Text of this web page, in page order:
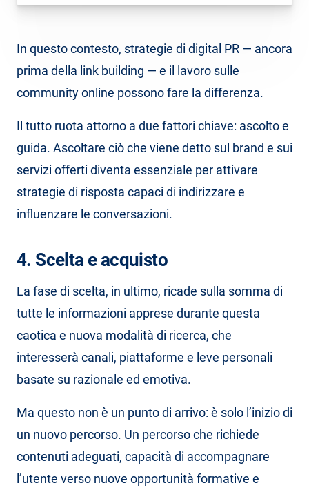
In questo contesto, strategie di digital PR — ancora
prima della link building — e il lavoro sulle
community online possono fare la differenza.
Il tutto ruota attorno a due fattori chiave: ascolto e
guida. Ascoltare ciò che viene detto sul brand e sui
servizi offerti diventa essenziale per attivare
strategie di risposta capaci di indirizzare e
influenzare le conversazioni.
4. Scelta e acquisto
La fase di scelta, in ultimo, ricade sulla somma di
tutte le informazioni apprese durante questa
caotica e nuova modalità di ricerca, che
interesserà canali, piattaforme e leve personali
basate su razionale ed emotiva.
Ma questo non è un punto di arrivo: è solo l’inizio di
un nuovo percorso. Un percorso che richiede
contenuti adeguati, capacità di accompagnare
l’utente verso nuove opportunità formative e